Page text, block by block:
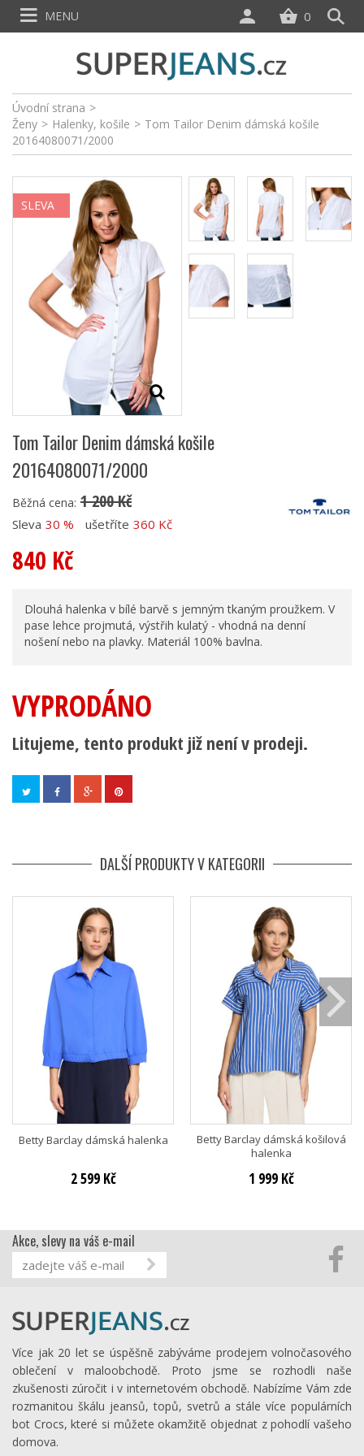
Úvodní strana >
Ženy > Halenky, košile > Tom Tailor Denim dámská košile
20164080071/2000
SLEVA
Tom Tailor Denim dámská košile
20164080071/2000
Běžná cena: 1 200 Kč
Sleva 30 % ušetříte 360 Kč
840 Kč
Dlouhá halenka v bílé barvě s jemným tkaným proužkem. V
pase lehce projmutá, výstřih kulatý - vhodná na denní
nošení nebo na plavky. Materiál 100% bavlna.
VYPRODÁNO
Litujeme, tento produkt již není v prodeji.
DALŠÍ PRODUKTY V KATEGORII
Betty Barclay dámská halenka
2 599 Kč
Betty Barclay dámská košilová
halenka
1 999 Kč
0
MENU
Akce, slevy na váš e-mail
Více jak 20 let se úspěšně zabýváme prodejem volnočasového
oblečení v maloobchodě. Proto jsme se rozhodli naše
zkušenosti zúročit i v internetovém obchodě. Nabízíme Vám zde
rozmanitou škálu jeansů, topů, svetrů a stále více populárních
bot Crocs, které si můžete okamžitě objednat z pohodlí vašeho
domova.